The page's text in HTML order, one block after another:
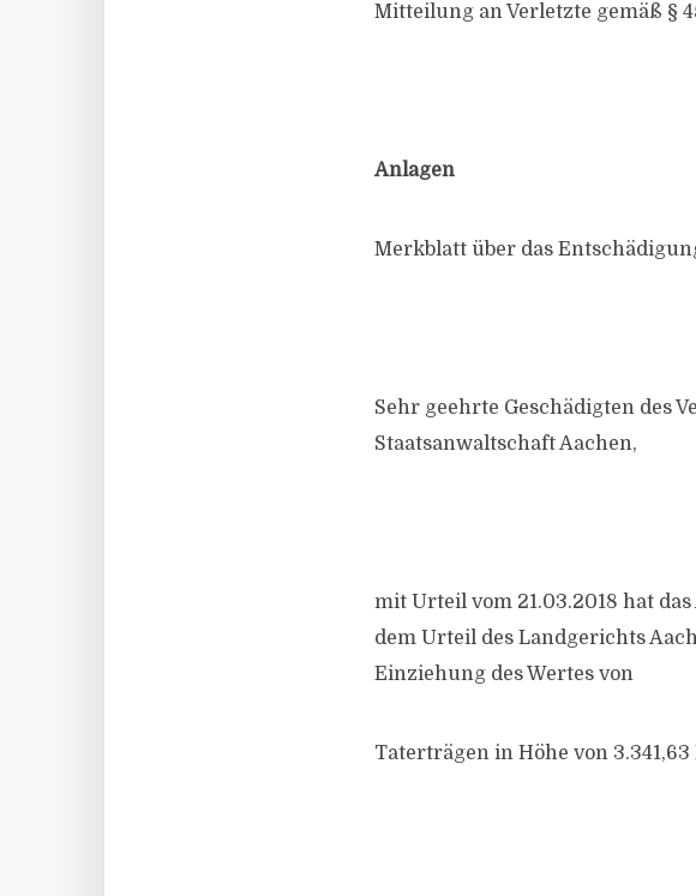
Mitteilung an Verletzte gemäß §
Anlagen
Merkblatt über das
Sehr geehrte Geschädigten des
Staatsanwaltschaft Aachen,
mit Urteil vom 21.03.2018 hat
dem Urteil des Landgerichts
Einziehung des Wertes von
Taterträgen in Höhe von